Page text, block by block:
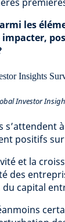
les
impacter,
Investor
s’attendent
positifs
et la
des
capital